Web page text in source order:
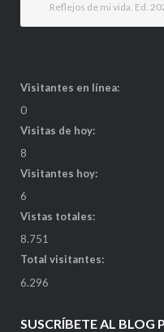
Reflejos de mi vida. Ed.
Visitantes en línea:
0
Visitas de hoy:
8
Visitantes hoy:
6
Vistas totales:
8.751
Total visitantes:
6.296
SUSCRÍBETE AL BLOG